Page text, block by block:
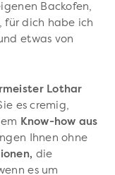
Backofen,
für dich habe ich
etwas von
Lothar
es cremig,
Know-how aus
Ihnen ohne
die
es um